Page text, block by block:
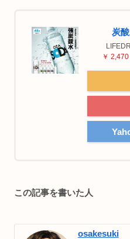
炭
￥ 2,470
この記事を書いた人
osakesuki